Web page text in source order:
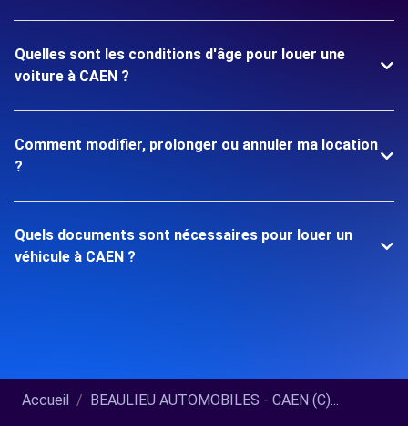
Quelles sont les conditions d'âge pour louer une
voiture à CAEN ?
Comment modifier, prolonger ou annuler ma location
?
Quels documents sont nécessaires pour louer un
véhicule à CAEN ?
Accueil BEAULIEU AUTOMOBILES - CAEN (C)...